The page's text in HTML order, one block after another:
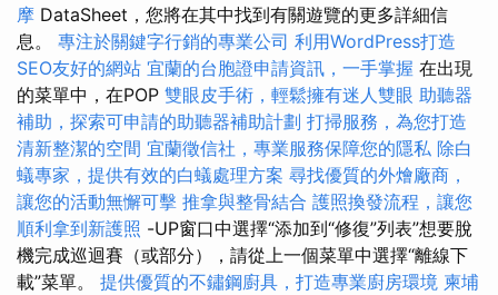
摩 DataSheet，您將在其中找到有關遊覽的更多詳細信
息。 專注於關鍵字行銷的專業公司 利用WordPress打造
SEO友好的網站 宜蘭的台胞證申請資訊，一手掌握 在出現
的菜單中，在POP 雙眼皮手術，輕鬆擁有迷人雙眼 助聽器
補助，探索可申請的助聽器補助計劃 打掃服務，為您打造
清新整潔的空間 宜蘭徵信社，專業服務保障您的隱私 除白
蟻專家，提供有效的白蟻處理方案 尋找優質的外燴廠商，
讓您的活動無懈可擊 推拿與整骨結合 護照換發流程，讓您
順利拿到新護照 -UP窗口中選擇“添加到“修復”列表”想要脫
機完成巡迴賽（或部分），請從上一個菜單中選擇“離線下
載”菜單。 提供優質的不鏽鋼廚具，打造專業廚房環境 柬埔